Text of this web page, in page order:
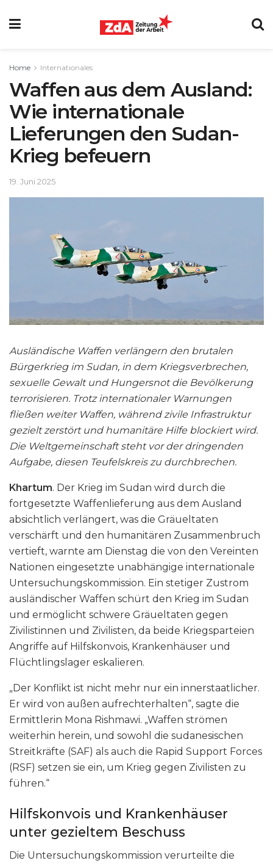
Home Internationales
Waffen aus dem Ausland:
Wie internationale
Lieferungen den Sudan-
Krieg befeuern
19. Juni 2025
Ausländische Waffen verlängern den brutalen
Bürgerkrieg im Sudan, in dem Kriegsverbrechen,
sexuelle Gewalt und Hungersnot die Bevölkerung
terrorisieren. Trotz internationaler Warnungen
fließen weiter Waffen, während zivile Infrastruktur
gezielt zerstört und humanitäre Hilfe blockiert wird.
Die Weltgemeinschaft steht vor der dringenden
Aufgabe, diesen Teufelskreis zu durchbrechen.
Khartum. Der Krieg im Sudan wird durch die
fortgesetzte Waffenlieferung aus dem Ausland
absichtlich verlängert, was die Gräueltaten
verschärft und den humanitären Zusammenbruch
vertieft, warnte am Dienstag die von den Vereinten
Nationen eingesetzte unabhängige internationale
Untersuchungskommission. Ein stetiger Zustrom
ausländischer Waffen schürt den Krieg im Sudan
und ermöglicht schwere Gräueltaten gegen
Zivilistinnen und Zivilisten, da beide Kriegsparteien
Angriffe auf Hilfskonvois, Krankenhäuser und
Flüchtlingslager eskalieren.
„Der Konflikt ist nicht mehr nur ein innerstaatlicher.
Er wird von außen aufrechterhalten“, sagte die
Ermittlerin Mona Rishmawi. „Waffen strömen
weiterhin herein, und sowohl die sudanesischen
Streitkräfte (SAF) als auch die Rapid Support Forces
(RSF) setzen sie ein, um Krieg gegen Zivilisten zu
führen.“
Hilfskonvois und Krankenhäuser
unter gezieltem Beschuss
Die Untersuchungskommission verurteilte die